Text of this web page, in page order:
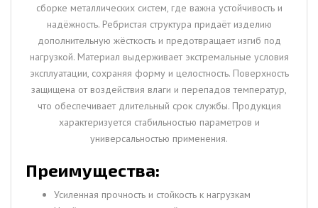
сборке металлических систем, где важна устойчивость и
надёжность. Ребристая структура придаёт изделию
дополнительную жёсткость и предотвращает изгиб под
нагрузкой. Материал выдерживает экстремальные условия
эксплуатации, сохраняя форму и целостность. Поверхность
защищена от воздействия влаги и перепадов температур,
что обеспечивает длительный срок службы. Продукция
характеризуется стабильностью параметров и
универсальностью применения.
Преимущества:
Усиленная прочность и стойкость к нагрузкам